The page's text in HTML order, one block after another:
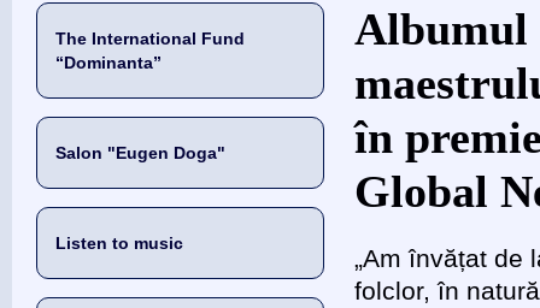
The International Fund
“Dominanta”
Salon "Eugen Doga"
Listen to music
当前位置
Albumul
în
Global
„Am învățat de
folclor, în